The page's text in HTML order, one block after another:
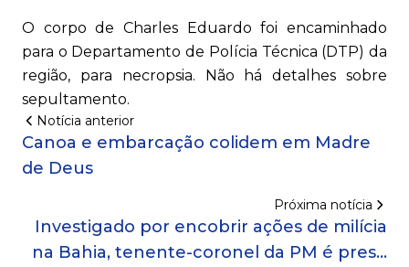
O corpo de Charles Eduardo foi encaminhado
para o Departamento de Polícia Técnica (DTP) da
região, para necropsia. Não há detalhes sobre
sepultamento.
Notícia anterior
Canoa e embarcação colidem em Madre
de Deus
Próxima notícia
Investigado por encobrir ações de milícia
na Bahia, tenente-coronel da PM é preso